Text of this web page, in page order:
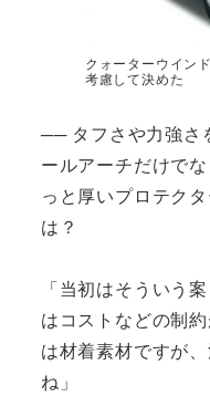
クォーターウイン
考慮して決めた
── タフさや力強さ
ールアーチだけで
っと厚いプロテク
は？
「当初はそういう
はコストなどの制
は材着素材ですが
ね」